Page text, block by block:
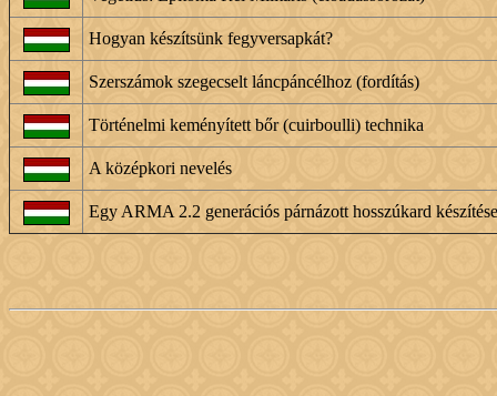
Hogyan készítsünk fegyversapkát?
Szerszámok szegecselt láncpáncélhoz (fordítás)
Történelmi keményített bőr (cuirboulli) technika
A középkori nevelés
Egy ARMA 2.2 generációs párnázott hosszúkard készítése